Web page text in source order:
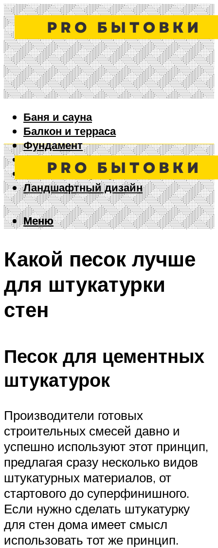
Баня и сауна
Балкон и терраса
Фундамент
Ворота и забор
Дизайн интерьера
Ландшафтный дизайн
Меню
Меню
Какой песок лучше
для штукатурки
стен
Песок для цементных
штукатурок
Производители готовых
строительных смесей давно и
успешно используют этот принцип,
предлагая сразу несколько видов
штукатурных материалов, от
стартового до суперфинишного.
Если нужно сделать штукатурку
для стен дома имеет смысл
использовать тот же принцип.